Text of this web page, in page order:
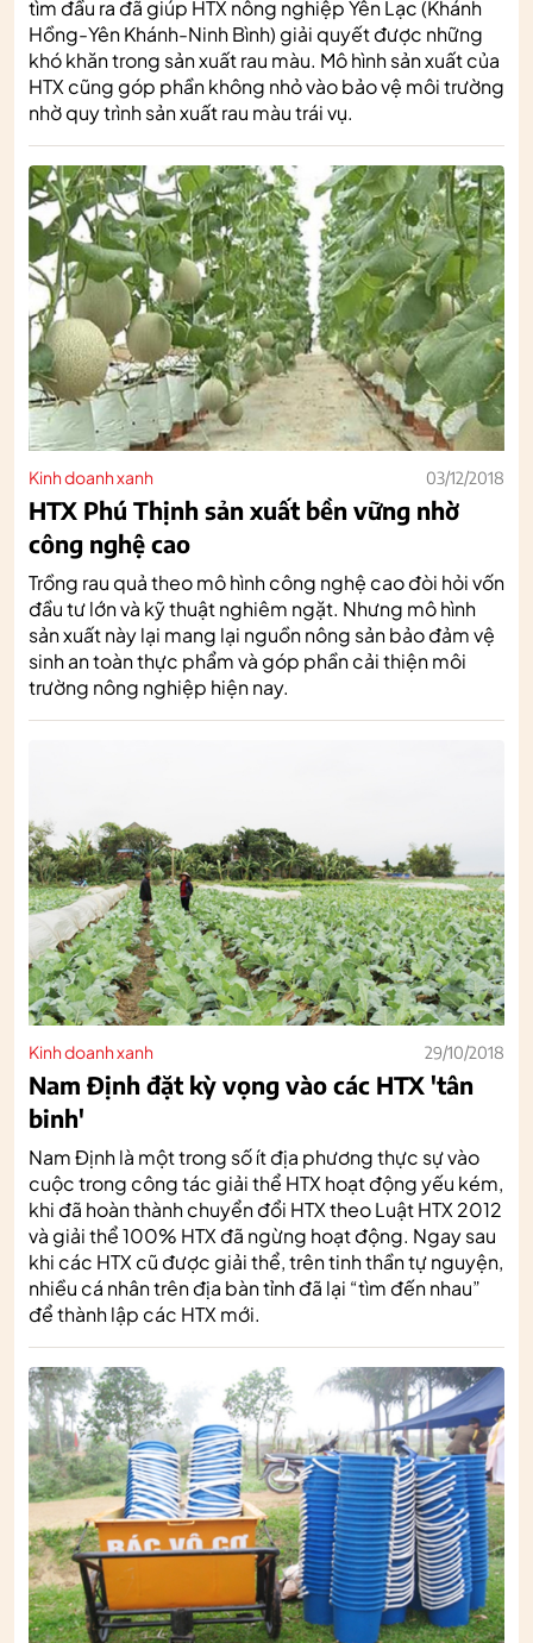
tìm đầu ra đã giúp HTX nông nghiệp Yên Lạc (Khánh
Hồng-Yên Khánh-Ninh Bình) giải quyết được những
khó khăn trong sản xuất rau màu. Mô hình sản xuất của
HTX cũng góp phần không nhỏ vào bảo vệ môi trường
nhờ quy trình sản xuất rau màu trái vụ.
Kinh doanh xanh 03/12/2018
HTX Phú Thịnh sản xuất bền vững nhờ
công nghệ cao
Trồng rau quả theo mô hình công nghệ cao đòi hỏi vốn
đầu tư lớn và kỹ thuật nghiêm ngặt. Nhưng mô hình
sản xuất này lại mang lại nguồn nông sản bảo đảm vệ
sinh an toàn thực phẩm và góp phần cải thiện môi
trường nông nghiệp hiện nay.
Kinh doanh xanh 29/10/2018
Nam Định đặt kỳ vọng vào các HTX 'tân
binh'
Nam Định là một trong số ít địa phương thực sự vào
cuộc trong công tác giải thể HTX hoạt động yếu kém,
khi đã hoàn thành chuyển đổi HTX theo Luật HTX 2012
và giải thể 100% HTX đã ngừng hoạt động. Ngay sau
khi các HTX cũ được giải thể, trên tinh thần tự nguyện,
nhiều cá nhân trên địa bàn tỉnh đã lại “tìm đến nhau”
để thành lập các HTX mới.